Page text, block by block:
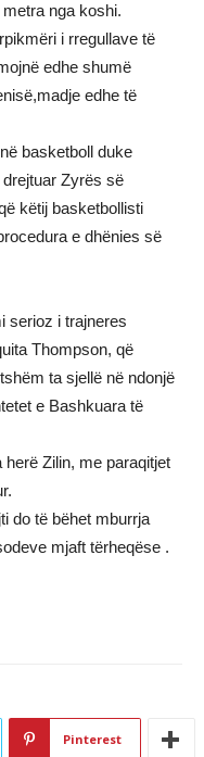
nga koshi.
i rregullave të
edhe shumë
edhe të
basketboll duke
Zyrës së
këtij basketbollisti
e dhënies së
serioz i trajneres
Thompson, që
ta sjellë në ndonjë
e Bashkuara të
Zilin, me paraqitjet
do të bëhet mburrja
mjaft tërheqëse .
Pinterest